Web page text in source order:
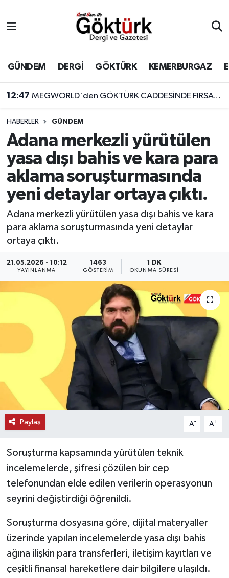
GÜNDEM DERGİ GÖKTÜRK KEMERBURGAZ
12:47 MEGWORLD'den GÖKTÜRK CADDESİNDE FIRSAT!!! DEVREN KİRALIK CAFE
HABERLER GÜNDEM
Adana merkezli yürütülen
yasa dışı bahis ve kara para
aklama soruşturmasında
yeni detaylar ortaya çıktı.
Adana merkezli yürütülen yasa dışı bahis ve kara
para aklama soruşturmasında yeni detaylar
ortaya çıktı.
21.05.2026 - 10:12
YAYINLANMA
1463
GÖSTERIM
1 DK
OKUNMA SÜRESI
Paylaş A- A+
Soruşturma kapsamında yürütülen teknik
incelemelerde, şifresi çözülen bir cep
telefonundan elde edilen verilerin operasyonun
seyrini değiştirdiği öğrenildi.
Soruşturma dosyasına göre, dijital materyaller
üzerinde yapılan incelemelerde yasa dışı bahis
ağına ilişkin para transferleri, iletişim kayıtları ve
çeşitli finansal hareketlere dair bilgilere ulaşıldı.
BİLİM
DERGİ
DÜNYA
EĞİTİM
EKONOMİ
GÖKTÜRK
KEMERBURGAZ
KÜLTÜR - SANAT
MAGAZİN
ÖZEL HABER
SAĞLIK
SPOR
TEKNOLOJİ
TİCARET
YAŞAM
Eyüpsultan Hava Durumu
Eyüpsultan Trafik Yoğunluk Haritası
Süper Lig Puan Durumu ve Fikstür
Tüm Manşetler
Son Dakika Haberleri
Haber Arşivi